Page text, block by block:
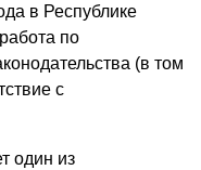
в Республике
по
(в том
с
один из